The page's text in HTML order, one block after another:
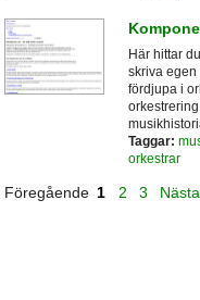
Här hittar
skriva egen
fördjupa i
Taggar:
orkestrar
Föregående 1 2 3